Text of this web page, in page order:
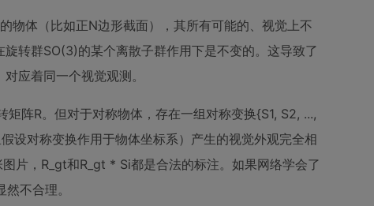
物体（比如正N边形截面），其所有可能的、视觉上不
转群SO(3)的某个离散子群作用下是不变的。这导致了
应着同一个视觉观测。
阵R。但对于对称物体，存在一组对称变换{S1, S2, ...,
设对称变换作用于物体坐标系）产生的视觉外观完全相
片，R_gt和R_gt * Si都是合法的标注。如果网络学会了
不合理。